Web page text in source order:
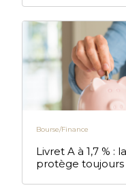
Bourse/Finance
Livret A à 1,7 % :
protège toujours